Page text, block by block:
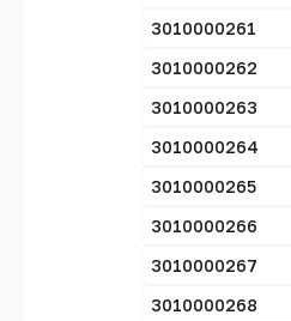
3010000261
3010000262
3010000263
3010000264
3010000265
3010000266
3010000267
3010000268